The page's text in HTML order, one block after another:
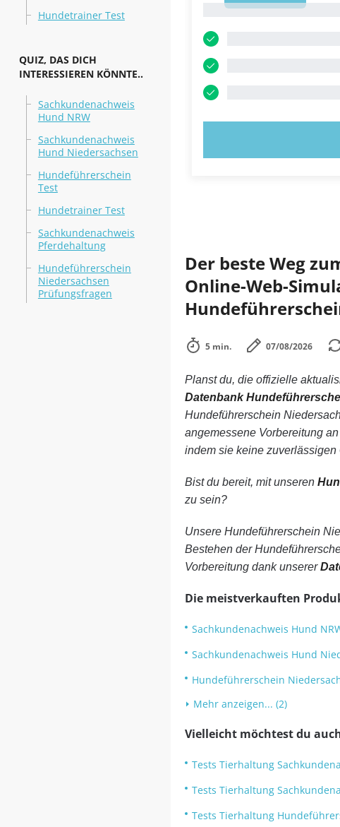
Hundetrainer Test
QUIZ, DAS DICH
INTERESSIEREN KÖNNTE..
Sachkundenachweis
Hund NRW
Sachkundenachweis
Hund Niedersachsen
Hundeführerschein
Test
Hundetrainer Test
Sachkundenachweis
Pferdehaltung
Hundeführerschein
Niedersachsen
Prüfungsfragen
Der beste Weg
Online-Web-
5 min. 07/08/2026
Planst du, die offizielle
Datenbank
Hundeführerschein
angemessene Vorbereitung
indem sie keine zuverlässigen
Bist du bereit, mit unseren
zu sein?
Unsere Hundeführerschein
Bestehen der
Vorbereitung dank unserer
Die meistverkauften
Sachkundenachweis Hund
Sachkundenachweis Hund
Hundeführerschein
Mehr anzeigen... (2)
Vielleicht möchtest du
Tests Tierhaltung
Tests Tierhaltung
Tests Tierhaltung